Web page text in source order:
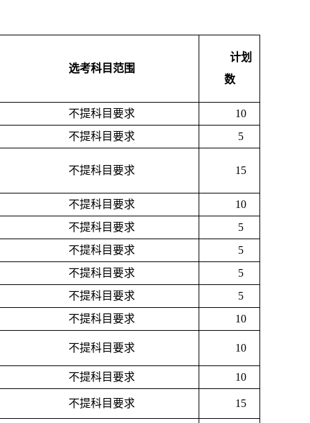
选考科目范围
计划
数
不提科目要求
10
不提科目要求
5
不提科目要求 15
不提科目要求
10
不提科目要求
5
不提科目要求
5
不提科目要求
5
不提科目要求
5
不提科目要求
10
不提科目要求 10
不提科目要求 10
不提科目要求 15